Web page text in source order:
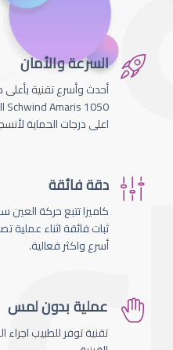
السرعة والأمان
أحدث وأسرع تقنية بأعلى
اعلى درجات الحماية
دقة فائقة
ثبات فائقة اثناء عملية
أسرع واكثر فعالية.
عملية بدون لمس
تقنية توفر للطبيب